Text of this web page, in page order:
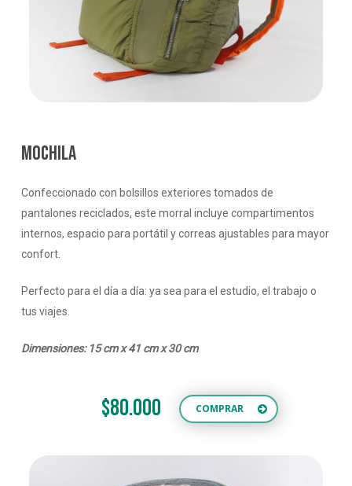
MOCHILA
Confeccionado con bolsillos exteriores tomados de
pantalones reciclados, este morral incluye compartimentos
internos, espacio para portátil y correas ajustables para mayor
confort.
Perfecto para el día a día: ya sea para el estudio, el trabajo o
tus viajes.
Dimensiones: 15 cm x 41 cm x 30 cm
$80.000 COMPRAR